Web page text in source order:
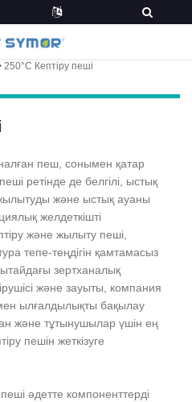
250°C Кептіру пеші
пеш, сонымен қатар
ретінде де белгілі, ыстық
және ыстық ауаны
желдеткішті
және жылыту пеші,
тепе-теңдігін қамтамасыз
зертханалық
және зауыты, компания
ылғалдылықты бақылау
және тұтынушылар үшін ең
пешін жеткізуге
әдетте компоненттерді